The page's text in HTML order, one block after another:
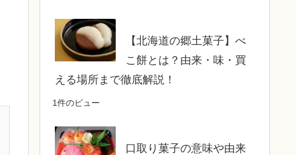
【北海道の郷土菓子】べ
こ餅とは？由来・味・買
える場所まで徹底解説！
1件のビュー
口取り菓子の意味や由来